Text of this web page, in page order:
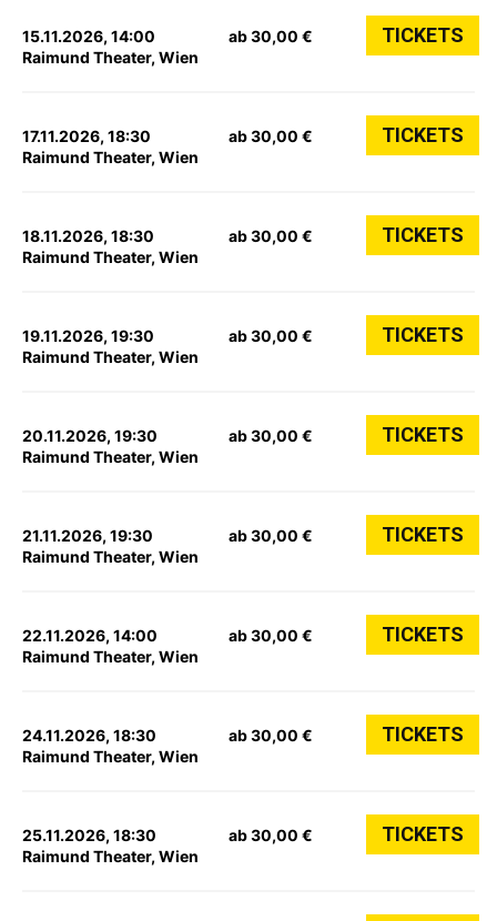
15.11.2026, 14:00
Raimund Theater, Wien
ab 30,00 € TICKETS
17.11.2026, 18:30
Raimund Theater, Wien
ab 30,00 € TICKETS
18.11.2026, 18:30
Raimund Theater, Wien
ab 30,00 € TICKETS
19.11.2026, 19:30
Raimund Theater, Wien
ab 30,00 € TICKETS
20.11.2026, 19:30
Raimund Theater, Wien
ab 30,00 € TICKETS
21.11.2026, 19:30
Raimund Theater, Wien
ab 30,00 € TICKETS
22.11.2026, 14:00
Raimund Theater, Wien
ab 30,00 € TICKETS
24.11.2026, 18:30
Raimund Theater, Wien
ab 30,00 € TICKETS
25.11.2026, 18:30
Raimund Theater, Wien
ab 30,00 € TICKETS